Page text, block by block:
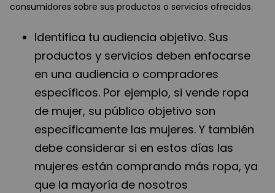
consumidores sobre sus productos o servicios ofrecidos.
Identifica tu audiencia objetivo. Sus
productos y servicios deben enfocarse
en una audiencia o compradores
específicos. Por ejemplo, si vende ropa
de mujer, su público objetivo son
específicamente las mujeres. Y también
debe considerar si en estos días las
mujeres están comprando más ropa, ya
que la mayoría de nosotros